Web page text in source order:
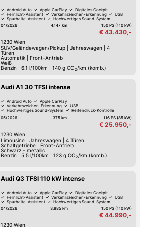
Android Auto Apple CarPlay
Digitales Cockpit
Fernlicht-Assistent
Verkehrszeichen-Erkennung
USB
Spurhalte-Assistent
Hochwertiges Sound-System
04/2026
4.147 km 150 PS (110 kW)
€ 43.430,-
1230 Wien
SUV/Geländewagen/Pickup| Jahreswagen
4
Türen
Automatik| Front-Antrieb
Weiß
Benzin
6.1 l/100km 140 g CO2 /km (komb.)
Audi A1 30 TFSI intense
Android Auto
Apple CarPlay
Verkehrszeichen-Erkennung
USB
Hochwertiges Sound-System
Reifendruck-Kontrolle
05/2026 375 km 116 PS (85 kW)
€ 25.950,-
1230 Wien
Limousine| Jahreswagen
4 Türen
Schaltgetriebe| Front-Antrieb
Schwarz - metallic
Benzin
5.5 l/100km 123 g CO2 /km (komb.)
Audi Q3 TFSI 110 kW intense
Android Auto Apple CarPlay
Digitales Cockpit
Fernlicht-Assistent
Verkehrszeichen-Erkennung
USB
Spurhalte-Assistent
Hochwertiges Sound-System
04/2026
3.885 km 150 PS (110 kW)
€ 44.990,-
1230 Wien